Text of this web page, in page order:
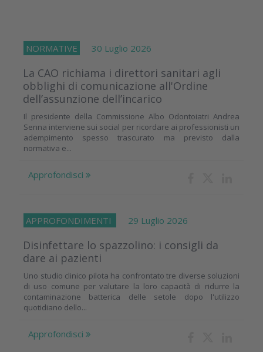
NORMATIVE 30 Luglio 2026
La CAO richiama i direttori sanitari agli
obblighi di comunicazione all'Ordine
dell’assunzione dell’incarico
Il presidente della Commissione Albo Odontoiatri Andrea
Senna interviene sui social per ricordare ai professionisti un
adempimento spesso trascurato ma previsto dalla
normativa e...
Approfondisci
APPROFONDIMENTI 29 Luglio 2026
Disinfettare lo spazzolino: i consigli da
dare ai pazienti
Uno studio clinico pilota ha confrontato tre diverse soluzioni
di uso comune per valutare la loro capacità di ridurre la
contaminazione batterica delle setole dopo l'utilizzo
quotidiano dello...
Approfondisci